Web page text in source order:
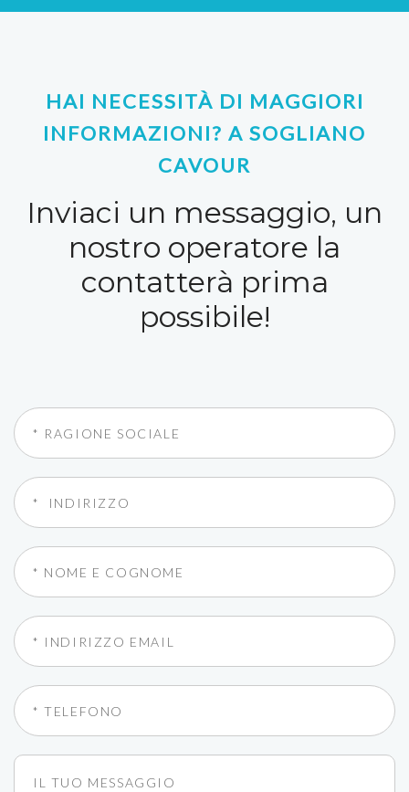
HAI NECESSITÀ DI MAGGIORI
INFORMAZIONI? A SOGLIANO
CAVOUR
Inviaci un messaggio, un
nostro operatore la
contatterà prima
possibile!